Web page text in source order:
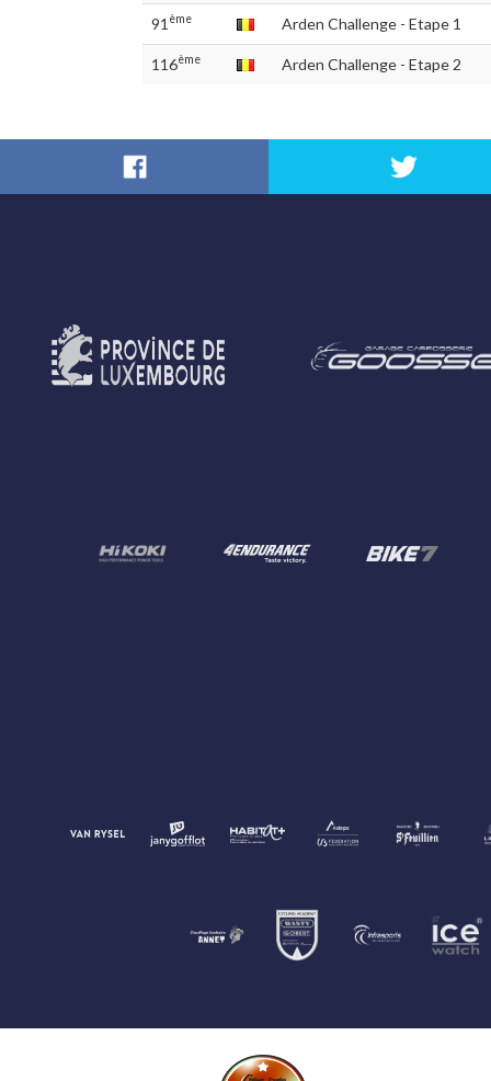
91 ème Arden Challenge - Etape 1
116ème Arden Challenge - Etape 2